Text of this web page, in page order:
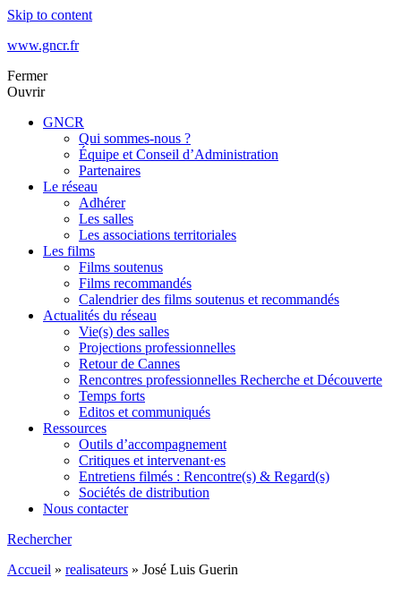
Skip to content
www.gncr.fr
Fermer
Ouvrir
GNCR
Qui sommes-nous ?
Équipe et Conseil d’Administration
Partenaires
Le réseau
Adhérer
Les salles
Les associations territoriales
Les films
Films soutenus
Films recommandés
Calendrier des films soutenus et recommandés
Actualités du réseau
Vie(s) des salles
Projections professionnelles
Retour de Cannes
Rencontres professionnelles Recherche et Découverte
Temps forts
Editos et communiqués
Ressources
Outils d’accompagnement
Critiques et intervenant·es
Entretiens filmés : Rencontre(s) & Regard(s)
Sociétés de distribution
Nous contacter
Rechercher
Accueil » realisateurs » José Luis Guerin